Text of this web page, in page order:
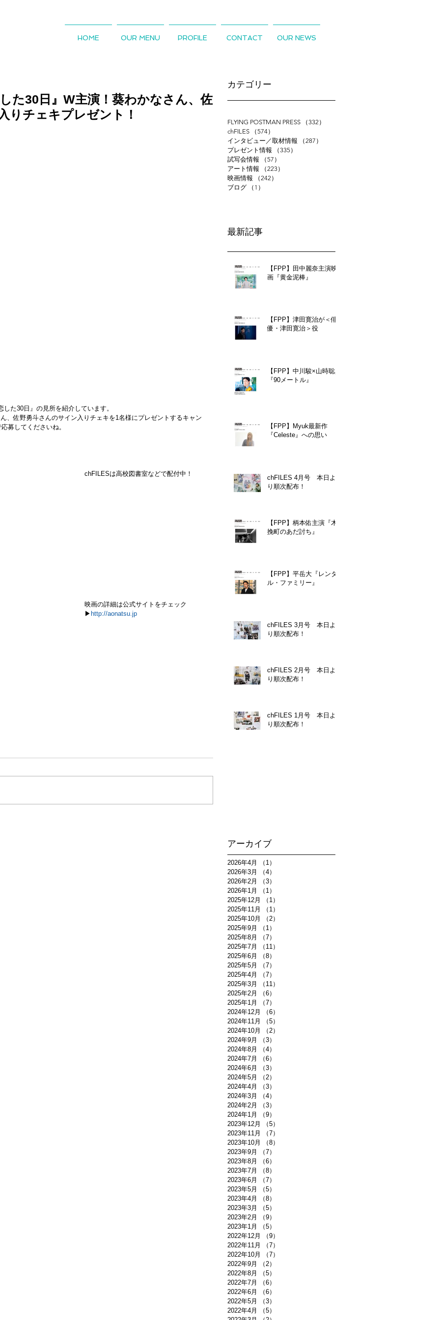
HOME OUR MENU PROFILE CONTACT OUR NEWS
た30日』W主演！葵わかなさん、佐
りチェキプレゼント！
た30日』の見所を紹介しています。
、佐野勇斗さんのサイン入りチェキを1名様にプレゼントするキャン
募してくださいね。
chFILESは高校図書室などで配付中！
映画の詳細は公式サイトをチェック
▶︎http://aonatsu.jp
​カテゴリー
FLYING POSTMAN PRESS （332）
chFILES
（574）
インタビュー／取材情報
（287）
プレゼント情報
（335）
試写会情報
（57）
アート情報
（223）
映画情報
（242）
ブログ
（1）
最新記事
【FPP】田中麗奈主演映
画『黄金泥棒』
【FPP】津田寛治が＜俳
優・津田寛治＞役
【FPP】中川駿×山時聡真
『90メートル』
【FPP】Myuk最新作
『Celeste』への思い
chFILES 4月号 本日よ
り順次配布！
【FPP】柄本佑主演『木
挽町のあだ討ち』
【FPP】平岳大『レンタ
ル・ファミリー』
chFILES 3月号 本日よ
り順次配布！
chFILES 2月号 本日よ
り順次配布！
chFILES 1月号 本日よ
り順次配布！
アーカイブ
2026年4月 （1）
2026年3月
（4）
2026年2月
（3）
2026年1月
（1）
2025年12月
（1）
2025年11月
（1）
2025年10月
（2）
2025年9月
（1）
2025年8月
（7）
2025年7月
（11）
2025年6月
（8）
2025年5月
（7）
2025年4月
（7）
2025年3月
（11）
2025年2月
（6）
2025年1月
（7）
2024年12月
（6）
2024年11月
（5）
2024年10月
（2）
2024年9月
（3）
2024年8月
（4）
2024年7月
（6）
2024年6月
（3）
2024年5月
（2）
2024年4月
（3）
2024年3月
（4）
2024年2月
（3）
2024年1月
（9）
2023年12月
（5）
2023年11月
（7）
2023年10月
（8）
2023年9月
（7）
2023年8月
（6）
2023年7月
（8）
2023年6月
（7）
2023年5月
（5）
2023年4月
（8）
2023年3月
（5）
2023年2月
（9）
2023年1月
（5）
2022年12月
（9）
2022年11月
（7）
2022年10月
（7）
2022年9月
（2）
2022年8月
（5）
2022年7月
（6）
2022年6月
（6）
2022年5月
（3）
2022年4月
（5）